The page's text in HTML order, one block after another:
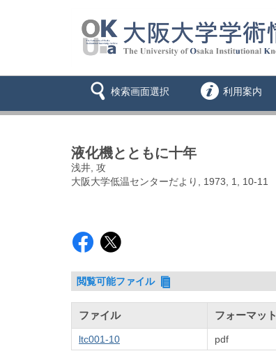
検索画面選択 利用案内
液化機とともに十年
浅井, 攻
大阪大学低温センターだより, 1973, 1, 10-11
閲覧可能ファイル
ファイル フォーマット
ltc001-10 pdf